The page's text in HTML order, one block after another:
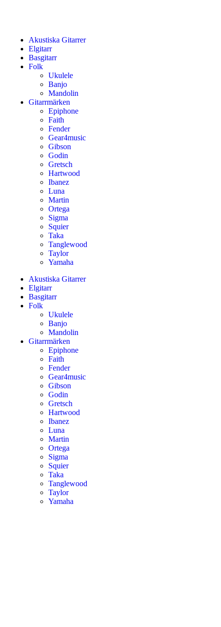
Akustiska Gitarrer
Elgitarr
Basgitarr
Folk
Ukulele
Banjo
Mandolin
Gitarrmärken
Epiphone
Faith
Fender
Gear4music
Gibson
Godin
Gretsch
Hartwood
Ibanez
Luna
Martin
Ortega
Sigma
Squier
Taka
Tanglewood
Taylor
Yamaha
Akustiska Gitarrer
Elgitarr
Basgitarr
Folk
Ukulele
Banjo
Mandolin
Gitarrmärken
Epiphone
Faith
Fender
Gear4music
Gibson
Godin
Gretsch
Hartwood
Ibanez
Luna
Martin
Ortega
Sigma
Squier
Taka
Tanglewood
Taylor
Yamaha